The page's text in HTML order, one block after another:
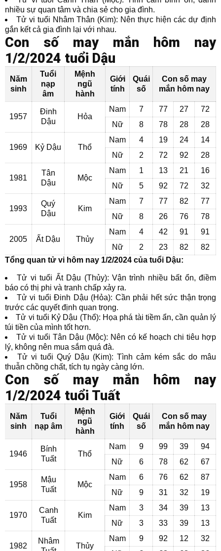
nhiều sự quan tâm và chia sẻ cho gia đình.
Tử vi tuổi Nhâm Thân (Kim): Nên thực hiện các dự định
gắn kết cả gia đình lại với nhau.
Con số may mắn hôm nay
1/2/2024 tuổi Dậu
Năm
sinh
Tuổi
nạp
âm
Mệnh
ngũ
hành
Giới
tính
Quái
số
Con số may
mắn hôm nay
1957
Đinh
Dậu
Hỏa
Nam 7 77 27
72
Nữ
8 78 28 28
1969 Kỷ Dậu Thổ
Nam 4 19 24
14
Nữ
2 72 92 28
1981
Tân
Dậu
Mộc
Nam 1 13 21
16
Nữ
5 92 72 32
1993
Quý
Dậu
Kim
Nam 7 77 82
77
Nữ
8 26 76 78
2005 Ất Dậu Thủy
Nam 4 42 91
91
Nữ
2 23 82
82
Tổng quan tử vi hôm nay 1/2/2024 của tuổi Dậu:
Tử vi tuổi Ất Dậu (Thủy): Vận trình nhiều bất ổn, điềm
báo có thị phi và tranh chấp xảy ra.
Tử vi tuổi Đinh Dậu (Hỏa): Cần phải hết sức thận trọng
trước các quyết định quan trọng.
Tử vi tuổi Kỷ Dậu (Thổ): Họa phá tài tiềm ẩn, cần quản lý
túi tiền của mình tốt hơn.
Tử vi tuổi Tân Dậu (Mộc): Nên có kế hoạch chi tiêu hợp
lý, không nên mua sắm quá đà.
Tử vi tuổi Quý Dậu (Kim): Tình cảm kém sắc do mâu
thuẫn chồng chất, tích tụ ngày càng lớn.
Con số may mắn hôm nay
1/2/2024 tuổi Tuất
Năm
sinh
Tuổi
nạp âm
Mệnh
ngũ
hành
Giới
tính
Quái
số
Con số may
mắn hôm nay
1946
Bính
Tuất
Thổ
Nam 9 99 39
94
Nữ
6 78 62 67
1958
Mậu
Tuất
Mộc
Nam 6 76 62
87
Nữ
9 31 32 19
1970
Canh
Tuất
Kim
Nam 3 34 39
13
Nữ
3 33 39 13
1982
Nhâm
Thủy
Nam 9 92 12
32